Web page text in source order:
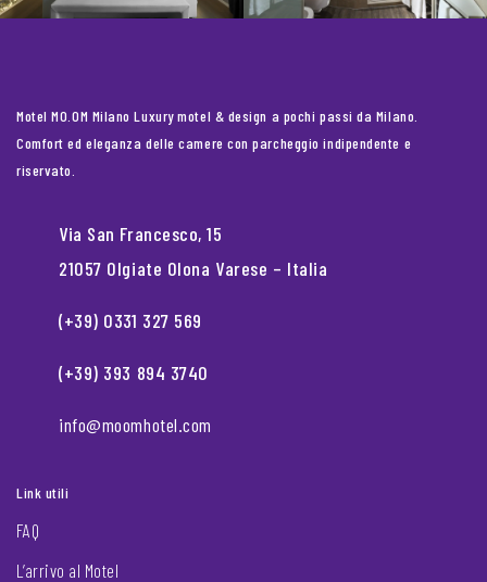
Motel MO.OM Milano Luxury motel & design a pochi passi da Milano.
Comfort ed eleganza delle camere con parcheggio indipendente e
riservato.
Via San Francesco, 15
21057 Olgiate Olona Varese – Italia
(+39) 0331 327 569
(+39) 393 894 3740
info@moomhotel.com
Link utili
FAQ
L’arrivo al Motel